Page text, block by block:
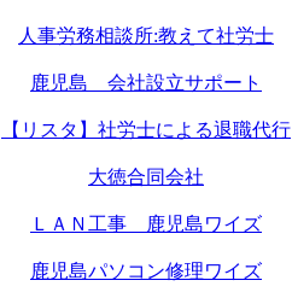
人事労務相談所:教えて社労士
鹿児島 会社設立サポート
【リスタ】社労士による退職代行
大徳合同会社
ＬＡＮ工事 鹿児島ワイズ
鹿児島パソコン修理ワイズ